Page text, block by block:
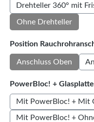
Drehteller 360° mit
Ohne Drehteller
Position
Anschluss Oben
PowerBloc! + Glasplatte
Mit PowerBloc! + Mit
Mit PowerBloc! +